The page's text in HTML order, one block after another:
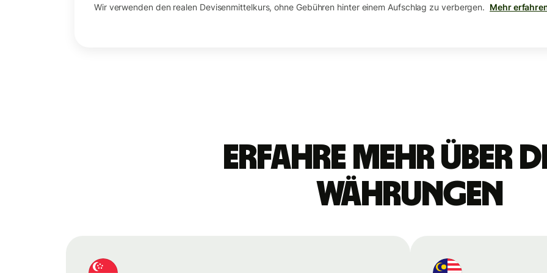
Wir verwenden den realen Devisenmittelkurs, ohne Gebühren hinter einem Aufschlag zu verbergen. Mehr
Erfahre mehr über
Währungen